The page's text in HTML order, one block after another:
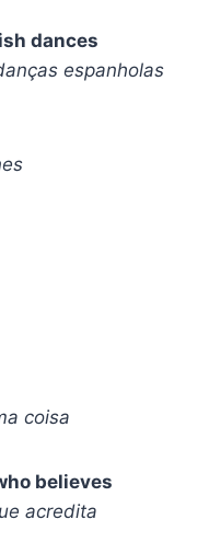
dances
espanholas
coisa
believes
acredita